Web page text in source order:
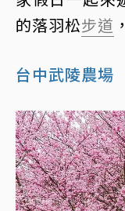
的落羽松步道
台中武陵農場